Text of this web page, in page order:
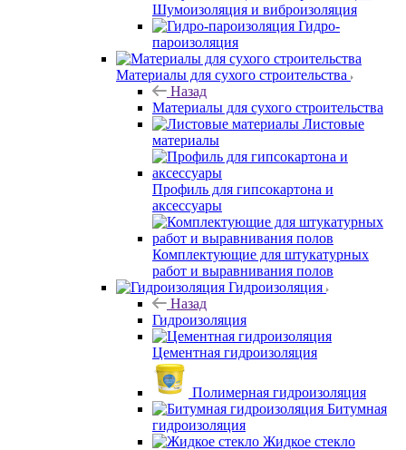
Шумоизоляция и виброизоляция
Гидро-
пароизоляция
Материалы для сухого строительства
Назад
Материалы для сухого строительства
Листовые
материалы
Профиль для гипсокартона и
аксессуары
Комплектующие для штукатурных
работ и выравнивания полов
Гидроизоляция
Назад
Гидроизоляция
Цементная гидроизоляция
Полимерная гидроизоляция
Битумная
гидроизоляция
Жидкое стекло